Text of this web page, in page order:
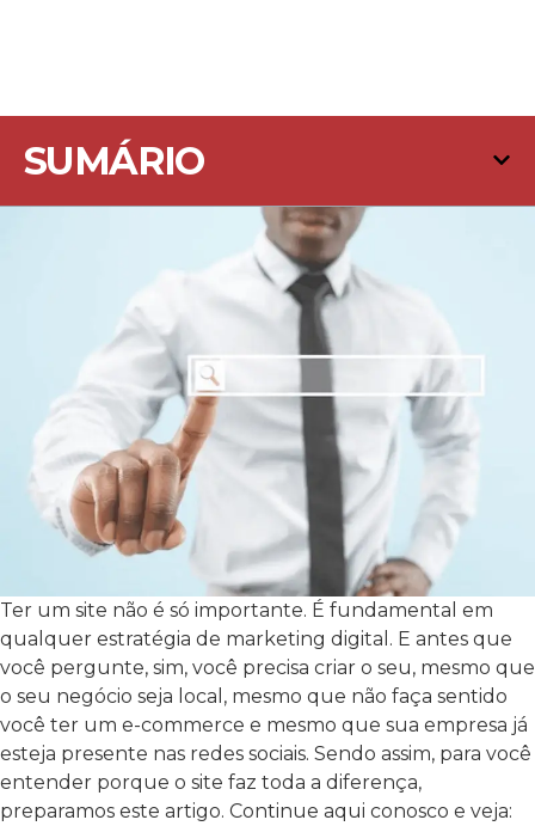
SUMÁRIO
Ter um site não é só importante. É fundamental em
qualquer estratégia de marketing digital. E antes que
você pergunte, sim, você precisa criar o seu, mesmo que
o seu negócio seja local, mesmo que não faça sentido
você ter um e-commerce e mesmo que sua empresa já
esteja presente nas redes sociais. Sendo assim, para você
entender porque o site faz toda a diferença,
preparamos este artigo. Continue aqui conosco e veja: